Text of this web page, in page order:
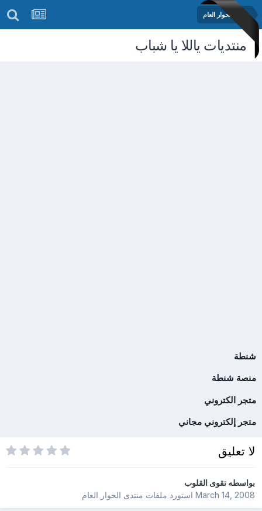
منتدى الحوار العام
منتديات ياللا يا شباب
شنطة
منصة شنطة
متجر الكتروني
متجر إلكتروني مجاني
لا تعليق
بواسطهتقوى القلوب
March 14, 2008استورد ملفات منتدى الحوار العام